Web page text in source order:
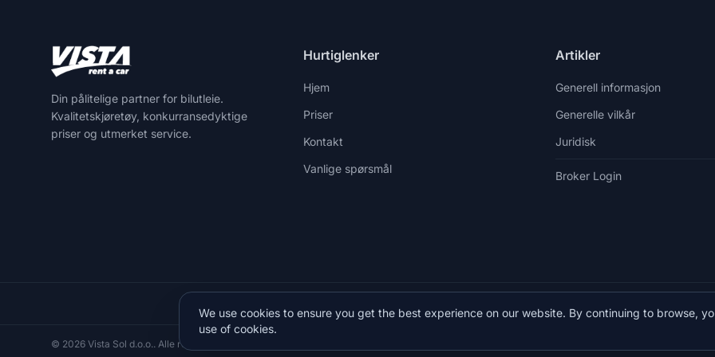
Din pålitelige partner for bilutleie.
Kvalitetskjøretøy, konkurransedyktige
priser og utmerket service.
Hurtiglenker
Hjem
Priser
Kontakt
Vanlige spørsmål
Artikler
Generell informasjon
Generelle vilkår
Juridisk
Broker Login
© 2026 Vista Sol d.o.o.. Alle rettigheter forbeholdt.
We use cookies to ensure you get the best experience on our website. By continuing to browse,
use of cookies.